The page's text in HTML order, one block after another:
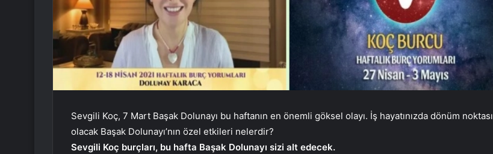
Sevgili Koç, 7 Mart Başak Dolunayı bu haftanın en önemli göksel olayı. İş hayatınızda dönüm noktası
olacak Başak Dolunayı’nın özel etkileri nelerdir?
Sevgili Koç burçları, bu hafta Başak Dolunayı sizi alt edecek.